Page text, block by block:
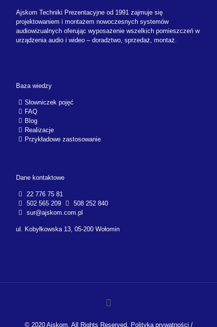
Ajskom Techniki Prezentacyjne od 1991 zajmuje się
projektowaniem i montażem nowoczesnych systemów
audiowizualnych oferując wyposażenie wszelkich pomieszczeń w
urządzenia audio i wideo – doradztwo, sprzedaż, montaż.
Baza wiedzy
Słowniczek pojęć
FAQ
Blog
Realizacje
Przykładowe zastosowanie
Dane kontaktowe
22 776 75 81
502 565 209
508 252 840
sur@ajskom.com.pl
ul. Kobyłkowska 13, 05-200 Wołomin
© 2020 Ajskom. All Rights Reserved. Polityka prywatności /